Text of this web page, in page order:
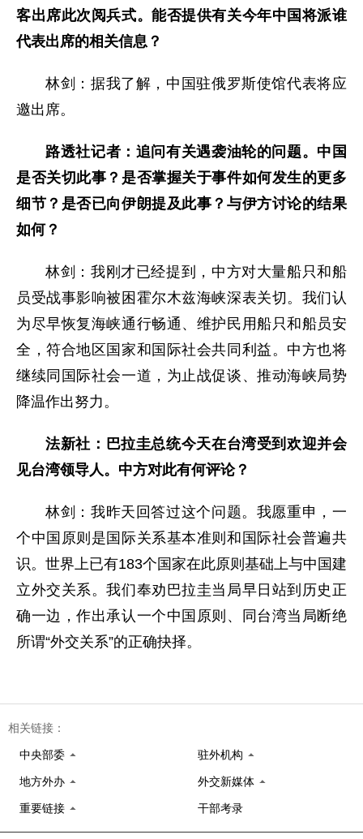
客出席此次阅兵式。能否提供有关今年中国将派谁
代表出席的相关信息？
林剑：据我了解，中国驻俄罗斯使馆代表将应
邀出席。
路透社记者：追问有关遇袭油轮的问题。中国
是否关切此事？是否掌握关于事件如何发生的更多
细节？是否已向伊朗提及此事？与伊方讨论的结果
如何？
林剑：我刚才已经提到，中方对大量船只和船
员受战事影响被困霍尔木兹海峡深表关切。我们认
为尽早恢复海峡通行畅通、维护民用船只和船员安
全，符合地区国家和国际社会共同利益。中方也将
继续同国际社会一道，为止战促谈、推动海峡局势
降温作出努力。
法新社：巴拉圭总统今天在台湾受到欢迎并会
见台湾领导人。中方对此有何评论？
林剑：我昨天回答过这个问题。我愿重申，一
个中国原则是国际关系基本准则和国际社会普遍共
识。世界上已有183个国家在此原则基础上与中国建
立外交关系。我们奉劝巴拉圭当局早日站到历史正
确一边，作出承认一个中国原则、同台湾当局断绝
所谓“外交关系”的正确抉择。
相关链接：
中央部委 驻外机构
地方外办 外交新媒体
重要链接 干部考录